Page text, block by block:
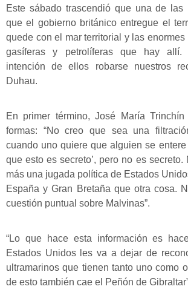
Este sábado trascendió que una de las
que el gobierno británico entregue el
quede con el mar territorial y las
gasíferas y petrolíferas que hay allí.
intención de ellos robarse nuestros
Duhau.
En primer término, José María
formas: “No creo que sea una
cuando uno quiere que alguien se entere
que esto es secreto’, pero no es secreto.
más una jugada política de Estados
España y Gran Bretaña que otra cosa.
cuestión puntual sobre Malvinas”.
“Lo que hace esta información es
Estados Unidos les va a dejar de
ultramarinos que tienen tanto uno como
de esto también cae el Peñón de